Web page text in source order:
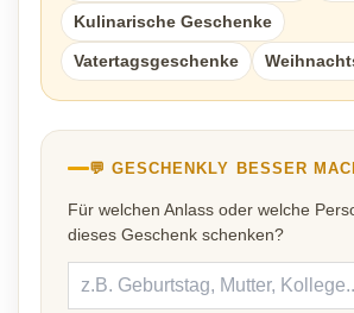
Kulinarische Geschenke
Vatertagsgeschenke
💬 GESCHENKLY BESSER
Für welchen Anlass oder welche
dieses Geschenk schenken?